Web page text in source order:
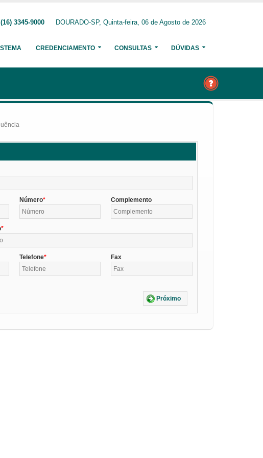
(16) 3345-9000 DOURADO-SP, Quinta-feira, 06 de Agosto de 2026
CREDENCIAMENTO CONSULTAS DÚVIDAS
Número Complemento
Telefone Fax
Próximo